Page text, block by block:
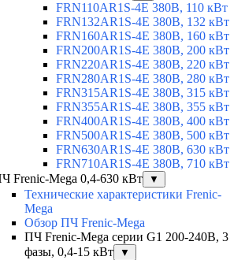
FRN110AR1S-4E 380В, 110 кВт
FRN132AR1S-4E 380В, 132 кВт
FRN160AR1S-4E 380В, 160 кВт
FRN200AR1S-4E 380В, 200 кВт
FRN220AR1S-4E 380В, 220 кВт
FRN280AR1S-4E 380В, 280 кВт
FRN315AR1S-4E 380В, 315 кВт
FRN355AR1S-4E 380В, 355 кВт
FRN400AR1S-4E 380В, 400 кВт
FRN500AR1S-4E 380В, 500 кВт
FRN630AR1S-4E 380В, 630 кВт
FRN710AR1S-4E 380В, 710 кВт
Frenic-Mega 0,4-630 кВт
▼
Технические характеристики Frenic-
Mega
Обзор ПЧ Frenic-Mega
ПЧ Frenic-Mega серии G1 200-240В, 3
фазы, 0,4-15 кВт
▼